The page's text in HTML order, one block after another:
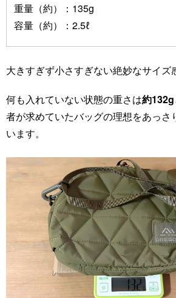
重量（約）：135g
容量（約）：2.5ℓ
大きすぎず小さすぎない絶妙なサイズ
何も入れていない状態の重さは約
者が求めていたバッグの理想をあっさ
います。